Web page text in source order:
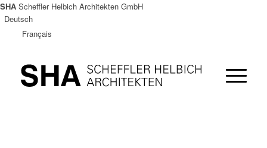
SHA Scheffler Helbich Architekten GmbH
Deutsch
Français